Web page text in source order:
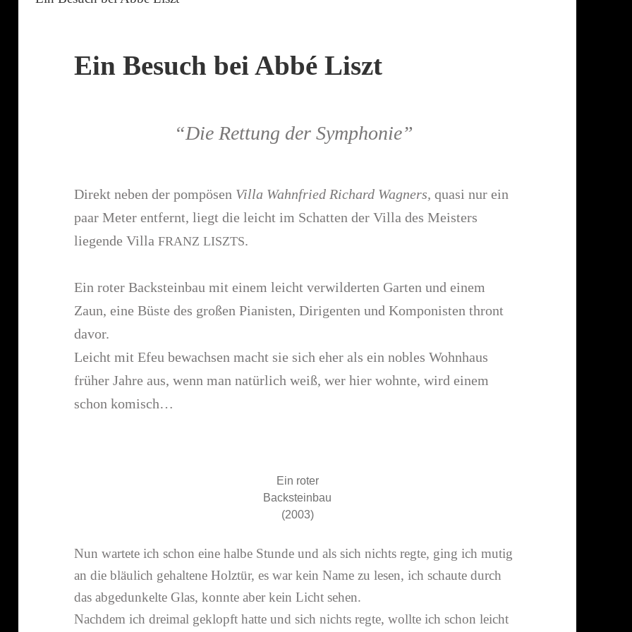
Ein Besuch bei Abbé Liszt
“Die Rettung der Symphonie”
Direkt neben der pompösen Villa Wahnfried Richard Wagners, quasi nur ein
paar Meter entfernt, liegt die leicht im Schatten der Villa des Meisters
liegende VillaFRANZ LISZTS.
Ein roter Backsteinbau mit einem leicht verwil­derten Garten und einem
Zaun, eine Büste des großen Pianisten, Dirigenten und Komponisten thront
davor.
Leicht mit Efeu bewachsen macht sie sich eher als ein nobles Wohnhaus
früher Jahre aus, wenn man natür­lich weiß, wer hier wohnte, wird einem
schon komisch…
Ein roter
Backsteinbau
(2003)
Nun wartete ich schon eine halbe Stunde und als sich nichts regte, ging ich mutig
an die bläu­lich gehal­tene Holztür, es war kein Name zu lesen, ich schaute durch
das abge­dun­kelte Glas, konnte aber kein Licht sehen.
Nachdem ich dreimal geklopft hatte und sich nichts regte, wollte ich schon leicht